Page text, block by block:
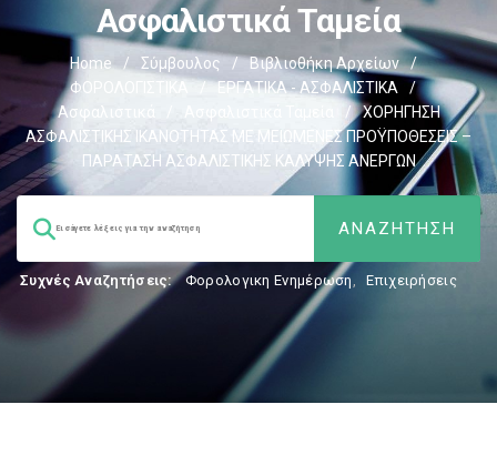
Ασφαλιστικά Ταμεία
Home / Σύμβουλος / Βιβλιοθήκη Αρχείων
/
ΦΟΡΟΛΟΓΙΣΤΙΚΑ
/ ΕΡΓΑΤΙΚΑ - ΑΣΦΑΛΙΣΤΙΚΑ
/
Ασφαλιστικά
/
ΧΟΡΗΓΗΣΗ
ΑΣΦΑΛΙΣΤΙΚΗΣ ΙΚΑΝΟΤΗΤΑΣ ΜΕ ΜΕΙΩΜΕΝΕΣ ΠΡΟΫΠΟΘΕΣΕΙΣ –
ΠΑΡΑΤΑΣΗ ΑΣΦΑΛΙΣΤΙΚΗΣ ΚΑΛΥΨΗΣ ΑΝΕΡΓΩΝ
Συχνές Αναζητήσεις: Φορολογικη Ενημέρωση, Επιχειρήσεις